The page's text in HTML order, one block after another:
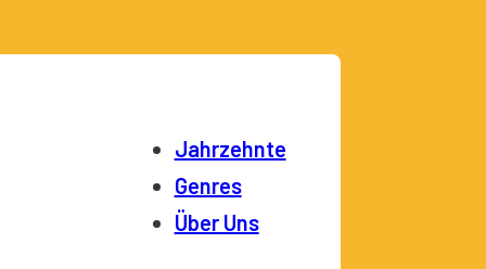
Jahrzehnte
Genres
Über Uns